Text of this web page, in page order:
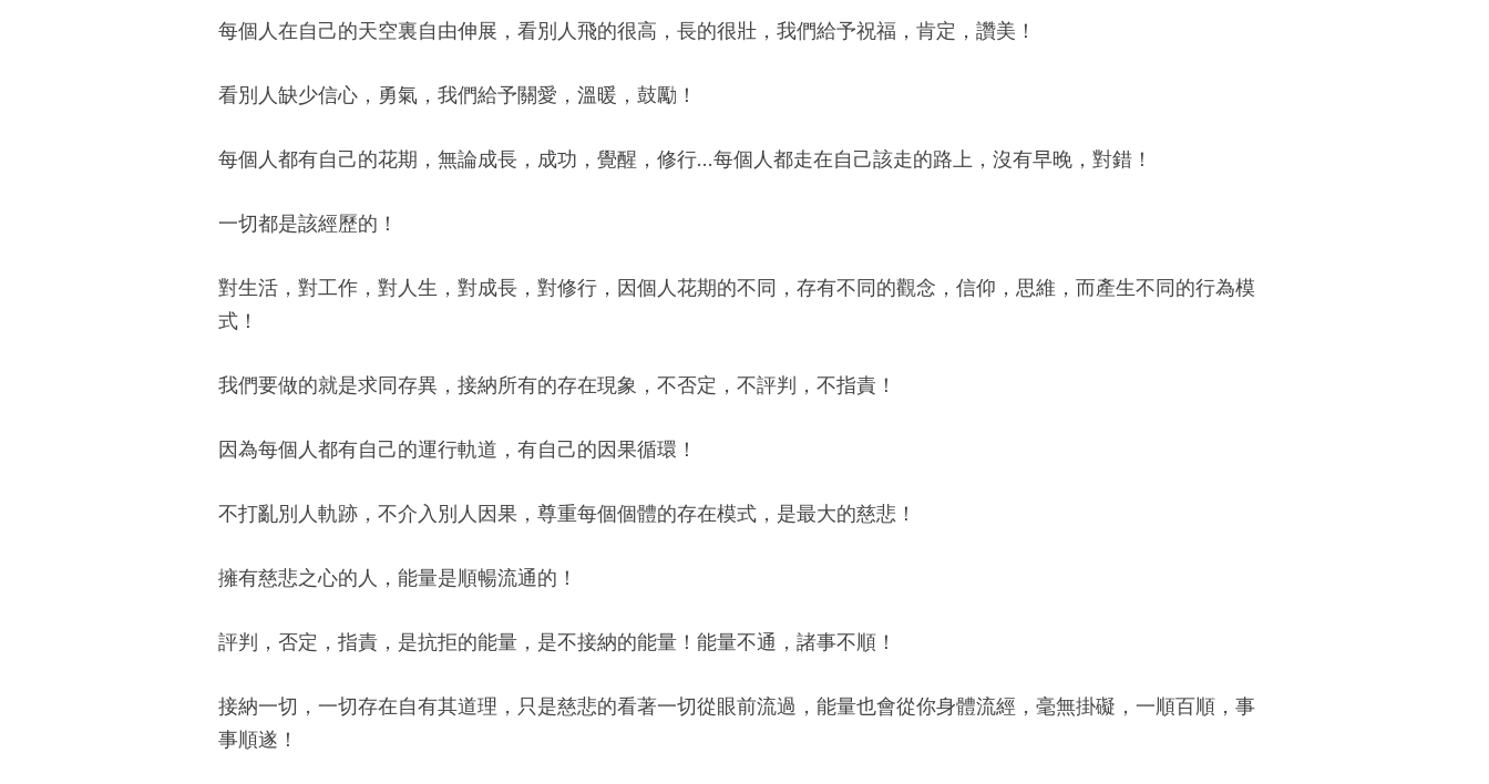
每個人在自己的天空裏自由伸展，看別人飛的很高，長的很壯，我們給予祝福，肯定，讚美！
看別人缺少信心，勇氣，我們給予關愛，溫暖，鼓勵！
每個人都有自己的花期，無論成長，成功，覺醒，修行…每個人都走在自己該走的路上，沒有早晚，對錯！
一切都是該經歷的！
對生活，對工作，對人生，對成長，對修行，因個人花期的不同，存有不同的觀念，信仰，思維，而產生不同的行為模
式！
​我們要做的就是求同存異，接納所有的存在現象，不否定，不評判，不指責！
因為每個人都有自己的運行軌道，有自己的因果循環！
不打亂別人軌跡，不介入別人因果，尊重每個個體的存在模式，是最大的慈悲！
擁有慈悲之心的人，能量是順暢流通的！
評判，否定，指責，是抗拒的能量，是不接納的能量！能量不通，諸事不順！
接納一切，一切存在自有其道理，只是慈悲的看著一切從眼前流過，能量也會從你身體流經，毫無掛礙，一順百順，事
事順遂！